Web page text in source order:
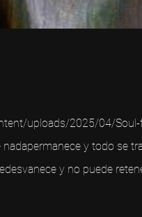
uploads/2025/04/Soul-
y todo se
y no puede